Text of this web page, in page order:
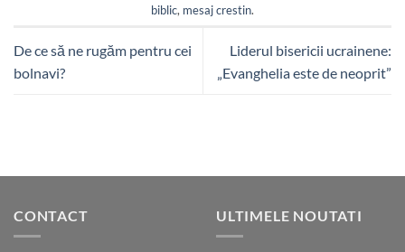
biblic, mesaj crestin.
De ce să ne rugăm pentru cei
bolnavi?
Liderul bisericii ucrainene:
„Evanghelia este de neoprit”
CONTACT ULTIMELE NOUTATI